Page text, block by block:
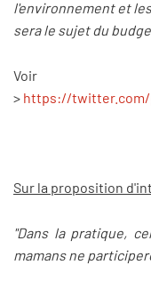
l'environnement et
sera le sujet du
Voir
> https://twitter.com/
Sur la proposition
"Dans la pratique,
mamans ne